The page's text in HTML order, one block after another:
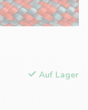
Auf Lager